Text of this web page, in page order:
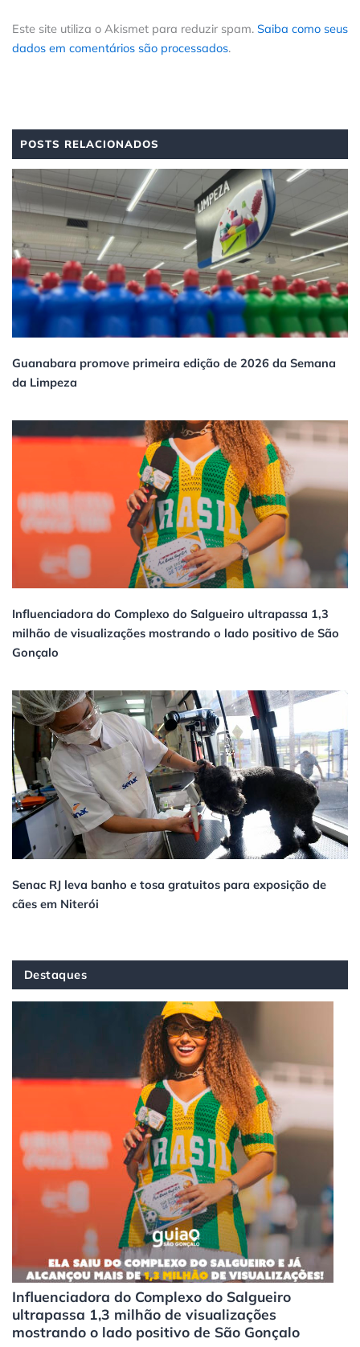
Este site utiliza o Akismet para reduzir spam. Saiba como seus
dados em comentários são processados.
POSTS RELACIONADOS
Guanabara promove primeira edição de 2026 da Semana
da Limpeza
Influenciadora do Complexo do Salgueiro ultrapassa 1,3
milhão de visualizações mostrando o lado positivo de São
Gonçalo
Senac RJ leva banho e tosa gratuitos para exposição de
cães em Niterói
Destaques
Influenciadora do Complexo do Salgueiro
ultrapassa 1,3 milhão de visualizações
mostrando o lado positivo de São Gonçalo